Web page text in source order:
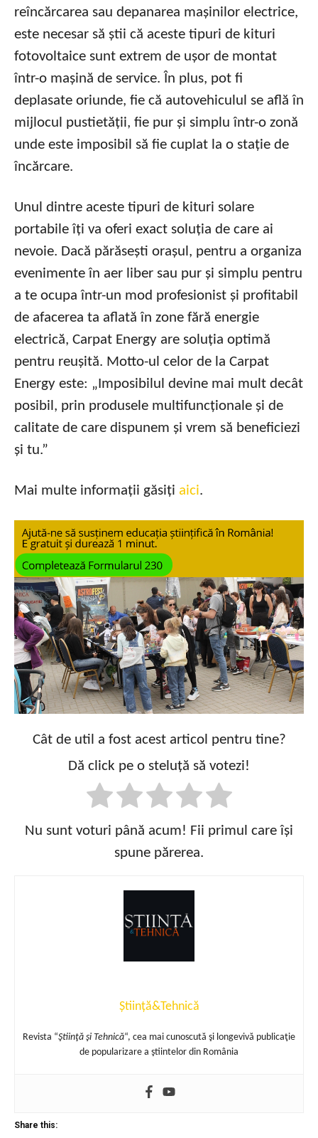
reîncărcarea sau depanarea mașinilor electrice,
este necesar să știi că aceste tipuri de kituri
fotovoltaice sunt extrem de ușor de montat
într-o mașină de service. În plus, pot fi
deplasate oriunde, fie că autovehiculul se află în
mijlocul pustietății, fie pur și simplu într-o zonă
unde este imposibil să fie cuplat la o stație de
încărcare.
Unul dintre aceste tipuri de kituri solare
portabile îți va oferi exact soluția de care ai
nevoie. Dacă părăsești orașul, pentru a organiza
evenimente în aer liber sau pur și simplu pentru
a te ocupa într-un mod profesionist și profitabil
de afacerea ta aflată în zone fără energie
electrică, Carpat Energy are soluția optimă
pentru reușită. Motto-ul celor de la Carpat
Energy este: „Imposibilul devine mai mult decât
posibil, prin produsele multifuncționale și de
calitate de care dispunem și vrem să beneficiezi
și tu.”
Mai multe informații găsiți aici.
Cât de util a fost acest articol pentru tine?
Dă click pe o steluță să votezi!
Nu sunt voturi până acum! Fii primul care își
spune părerea.
Știință&Tehnică
Revista “Ştiinţă şi Tehnică“, cea mai cunoscută şi longevivă publicaţie
de popularizare a ştiintelor din România
Share this: